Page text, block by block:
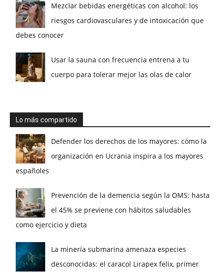
Mezclar bebidas energéticas con alcohol: los
riesgos cardiovasculares y de intoxicación que
debes conocer
Usar la sauna con frecuencia entrena a tu
cuerpo para tolerar mejor las olas de calor
Lo más compartido
Defender los derechos de los mayores: cómo la
organización en Ucrania inspira a los mayores
españoles
Prevención de la demencia según la OMS: hasta
el 45% se previene con hábitos saludables
como ejercicio y dieta
La minería submarina amenaza especies
desconocidas: el caracol Lirapex felix, primer